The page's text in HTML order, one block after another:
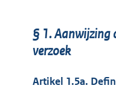
§ 1. Aanwijzing
verzoek
Artikel 1.5a.